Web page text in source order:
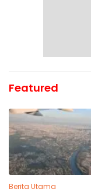
Featured
Berita Utama